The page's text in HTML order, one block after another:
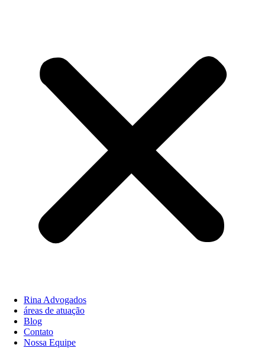
Rina Advogados
áreas de atuação
Blog
Contato
Nossa Equipe